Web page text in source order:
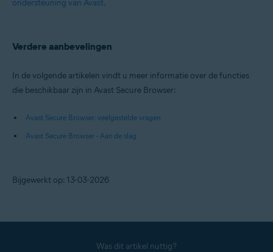
ondersteuning van Avast.
Verdere aanbevelingen
In de volgende artikelen vindt u meer informatie over de functies
die beschikbaar zijn in Avast Secure Browser:
Avast Secure Browser: veelgestelde vragen
Avast Secure Browser - Aan de slag
Bijgewerkt op: 13-03-2026
Was dit artikel nuttig?